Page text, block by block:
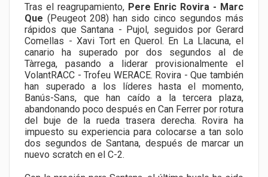
Tras el reagrupamiento, Pere Enric Rovira - Marc
Que (Peugeot 208) han sido cinco segundos más
rápidos que Santana - Pujol, seguidos por Gerard
Comellas - Xavi Tort en Querol. En La Llacuna, el
canario ha superado por dos segundos al de
Tàrrega, pasando a liderar provisionalmente el
VolantRACC - Trofeu WERACE. Rovira - Que también
han superado a los líderes hasta el momento,
Banús-Sans, que han caído a la tercera plaza,
abandonando poco después en Can Ferrer por rotura
del buje de la rueda trasera derecha. Rovira ha
impuesto su experiencia para colocarse a tan solo
dos segundos de Santana, después de marcar un
nuevo scratch en el C-2.